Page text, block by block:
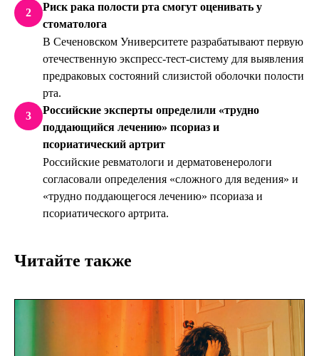
2
Риск рака полости рта смогут оценивать у
стоматолога
В Сеченовском Университете разрабатывают первую
отечественную экспресс-тест-систему для выявления
предраковых состояний слизистой оболочки полости
рта.
3
Российские эксперты определили «трудно
поддающийся лечению» псориаз и
псориатический артрит
Российские ревматологи и дерматовенерологи
согласовали определения «сложного для ведения» и
«трудно поддающегося лечению» псориаза и
псориатического артрита.
Читайте также